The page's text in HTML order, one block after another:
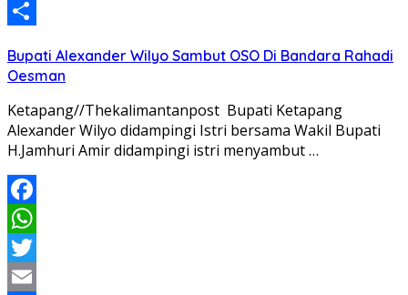
Email
Bupati Alexander Wilyo Sambut OSO Di Bandara Rahadi
Oesman
Ketapang//Thekalimantanpost Bupati Ketapang
Alexander Wilyo didampingi Istri bersama Wakil Bupati
H.Jamhuri Amir didampingi istri menyambut …
Facebook
WhatsApp
Twitter